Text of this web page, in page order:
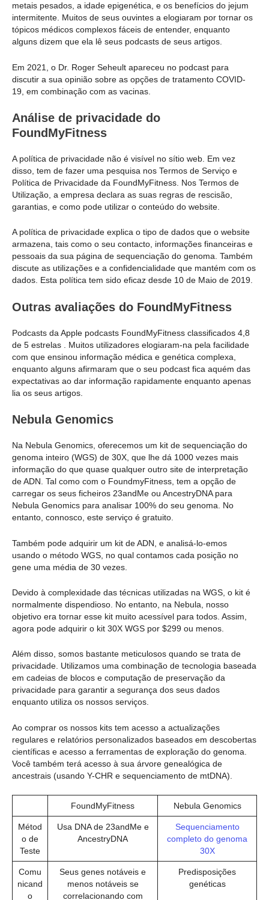
metais pesados, a idade epigenética, e os benefícios do jejum
intermitente. Muitos de seus ouvintes a elogiaram por tornar os
tópicos médicos complexos fáceis de entender, enquanto
alguns dizem que ela lê seus podcasts de seus artigos.
Em 2021, o Dr. Roger Seheult apareceu no podcast para
discutir a sua opinião sobre as opções de tratamento COVID-
19, em combinação com as vacinas.
Análise de privacidade do
FoundMyFitness
A política de privacidade não é visível no sítio web. Em vez
disso, tem de fazer uma pesquisa nos Termos de Serviço e
Política de Privacidade da FoundMyFitness. Nos Termos de
Utilização, a empresa declara as suas regras de rescisão,
garantias, e como pode utilizar o conteúdo do website.
A política de privacidade explica o tipo de dados que o website
armazena, tais como o seu contacto, informações financeiras e
pessoais da sua página de sequenciação do genoma. Também
discute as utilizações e a confidencialidade que mantém com os
dados. Esta política tem sido eficaz desde 10 de Maio de 2019.
Outras avaliações do FoundMyFitness
Podcasts da Apple podcasts FoundMyFitness classificados 4,8
de 5 estrelas . Muitos utilizadores elogiaram-na pela facilidade
com que ensinou informação médica e genética complexa,
enquanto alguns afirmaram que o seu podcast fica aquém das
expectativas ao dar informação rapidamente enquanto apenas
lia os seus artigos.
Nebula Genomics
Na Nebula Genomics, oferecemos um kit de sequenciação do
genoma inteiro (WGS) de 30X, que lhe dá 1000 vezes mais
informação do que quase qualquer outro site de interpretação
de ADN. Tal como com o FoundmyFitness, tem a opção de
carregar os seus ficheiros 23andMe ou AncestryDNA para
Nebula Genomics para analisar 100% do seu genoma. No
entanto, connosco, este serviço é gratuito.
Também pode adquirir um kit de ADN, e analisá-lo-emos
usando o método WGS, no qual contamos cada posição no
gene uma média de 30 vezes.
Devido à complexidade das técnicas utilizadas na WGS, o kit é
normalmente dispendioso. No entanto, na Nebula, nosso
objetivo era tornar esse kit muito acessível para todos. Assim,
agora pode adquirir o kit 30X WGS por $299 ou menos.
Além disso, somos bastante meticulosos quando se trata de
privacidade. Utilizamos uma combinação de tecnologia baseada
em cadeias de blocos e computação de preservação da
privacidade para garantir a segurança dos seus dados
enquanto utiliza os nossos serviços.
Ao comprar os nossos kits tem acesso a actualizações
regulares e relatórios personalizados baseados em descobertas
científicas e acesso a ferramentas de exploração do genoma.
Você também terá acesso à sua árvore genealógica de
ancestrais (usando Y-CHR e sequenciamento de mtDNA).
FoundMyFitness Nebula Genomics
Métod
o de
Teste
Usa DNA de 23andMe e
AncestryDNA
Sequenciamento
completo do genoma
30X
Comu
nicand
o
Seus genes notáveis e
menos notáveis se
correlacionando com
Predisposições
genéticas